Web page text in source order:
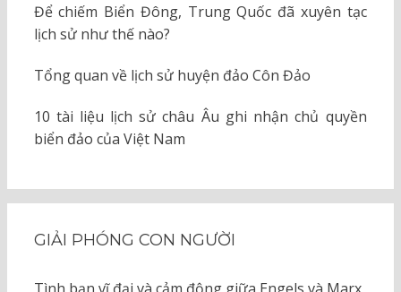
Để chiếm Biển Đông, Trung Quốc đã xuyên tạc
lịch sử như thế nào?
Tổng quan về lịch sử huyện đảo Côn Đảo
10 tài liệu lịch sử châu Âu ghi nhận chủ quyền
biển đảo của Việt Nam
GIẢI PHÓNG CON NGƯỜI